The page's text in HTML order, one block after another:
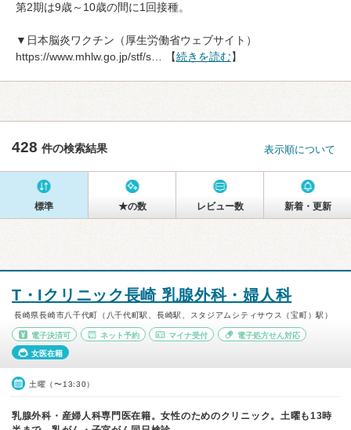
第2期は9歳～10歳の間に1回接種。
▼日本脳炎ワクチン（厚生労働省ウェブサイト）
https://www.mhlw.go.jp/stf/s… 【続きを読む】
428 件の検索結果 表示順について
標準 ★の数 レビュー数 新着・更新
T・Iクリニック長崎 乳腺外科・婦人科
長崎県長崎市八千代町（八千代町駅、長崎駅、スタジアムシティサウス（宝町）駅）
電子決済可 ネット予約 マイナ受付 電子処方せん対応
女医在籍
土曜（〜13:30）
乳腺外科・産婦人科専門医在籍。女性のためのクリニック。土曜も13時